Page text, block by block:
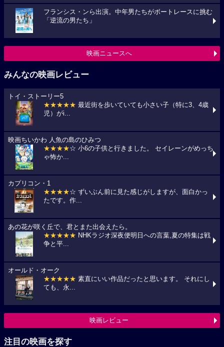
フランシス・ンら出演。中年男たちがボートレースに挑む
「逆流の男たち」
映画ニュースへ
みんなの映画レビュー
トイ・ストーリー5
★★★★★ 最近街を歩いていても小さい子（特に3、4歳
児）がi...
映画ちいかわ 人魚の島のひみつ
★★★★☆ 小6の子供と行きました。 セイレーンがめっち
ゃ怖か...
カプリコン・1
★★★★☆ ずいぶん前に見た感じがしますが、面白かっ
たです。作...
あの花が咲く丘で、君とまた出会えたら。
★★★★★ NHKラジオ深夜便明日への言葉,夏の特集は戦
争と平...
オールド・オーク
★★★★★ 素直にいい作品だったと思います。 それにし
ても、永...
映画レビュー
注目の映画を探す